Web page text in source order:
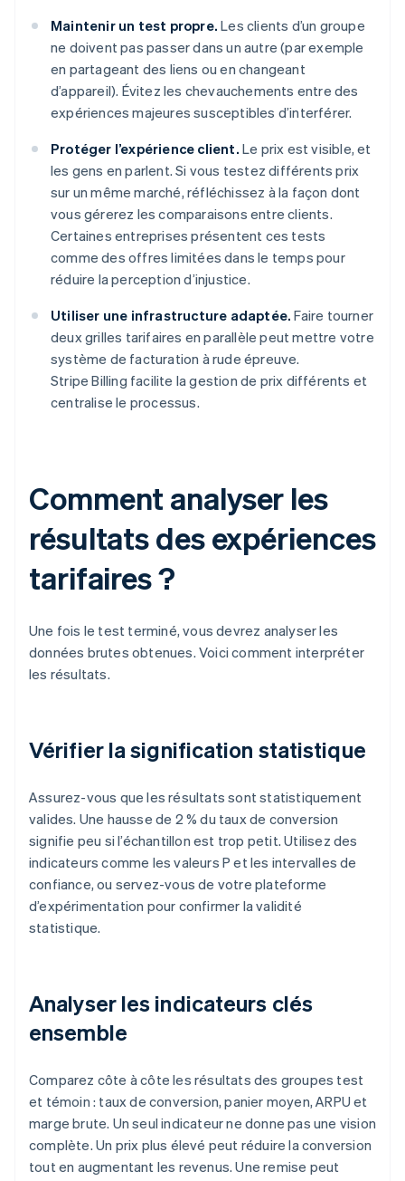
Maintenir un test propre. Les clients d’un groupe
ne doivent pas passer dans un autre (par exemple
en partageant des liens ou en changeant
d’appareil). Évitez les chevauchements entre des
expériences majeures susceptibles d’interférer.
Protéger l’expérience client. Le prix est visible, et
les gens en parlent. Si vous testez différents prix
sur un même marché, réfléchissez à la façon dont
vous gérerez les comparaisons entre clients.
Certaines entreprises présentent ces tests
comme des offres limitées dans le temps pour
réduire la perception d’injustice.
Utiliser une infrastructure adaptée. Faire tourner
deux grilles tarifaires en parallèle peut mettre votre
système de facturation à rude épreuve.
Stripe Billing facilite la gestion de prix différents et
centralise le processus.
Comment analyser les
résultats des expériences
tarifaires ?
Une fois le test terminé, vous devrez analyser les
données brutes obtenues. Voici comment interpréter
les résultats.
Vérifier la signification statistique
Assurez-vous que les résultats sont statistiquement
valides. Une hausse de 2 % du taux de conversion
signifie peu si l’échantillon est trop petit. Utilisez des
indicateurs comme les valeurs P et les intervalles de
confiance, ou servez-vous de votre plateforme
d’expérimentation pour confirmer la validité
statistique.
Analyser les indicateurs clés
ensemble
Comparez côte à côte les résultats des groupes test
et témoin : taux de conversion, panier moyen, ARPU et
marge brute. Un seul indicateur ne donne pas une vision
complète. Un prix plus élevé peut réduire la conversion
tout en augmentant les revenus. Une remise peut